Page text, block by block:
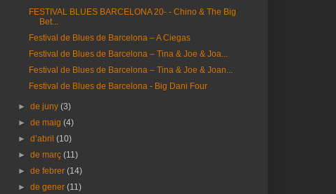
FESTIVAL BLUES BARCELONA 20- - Chino & The Big
Bet...
Festival de Blues de Barcelona – A Ciegas
Festival de Blues de Barcelona – Tina & Joe & Joa...
Festival de Blues de Barcelona – Tina & Joe & Joan...
Festival de Blues de Barcelona - Big Dani Four
►de juny(3)
►de maig(4)
►d’abril(10)
►de març(11)
►de febrer(14)
►de gener(11)